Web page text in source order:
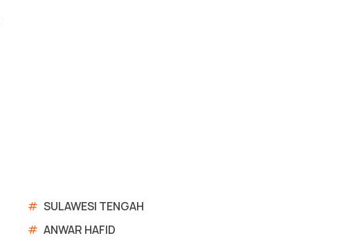
# SULAWESI TENGAH
# ANWAR HAFID